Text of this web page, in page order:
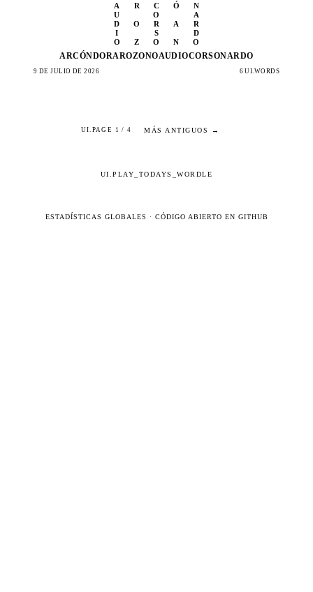
A R C Ó
N
U
O
A
D
O R A
R
I
S
D
O
Z O N O
ARCÓNDORAROZONOAUDIOCORSONARDO
9 DE JULIO DE 2026 6 UI.WORDS
UI.PAGE 1 / 4 MÁS ANTIGUOS →
UI.PLAY_TODAYS_WORDLE
ESTADÍSTICAS GLOBALES · CÓDIGO ABIERTO EN GITHUB